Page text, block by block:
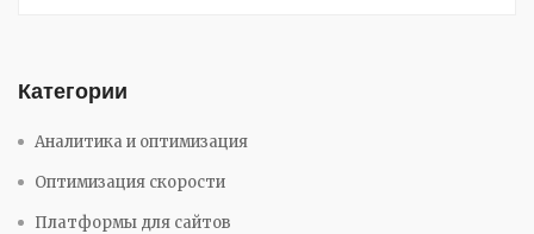
Категории
Аналитика и оптимизация
Оптимизация скорости
Платформы для сайтов